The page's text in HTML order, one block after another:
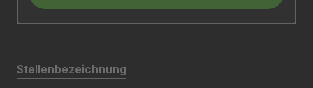
Stellenbezeichnung